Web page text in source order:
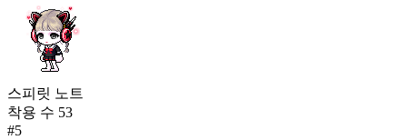
스피릿 노트
착용 수 53
#5